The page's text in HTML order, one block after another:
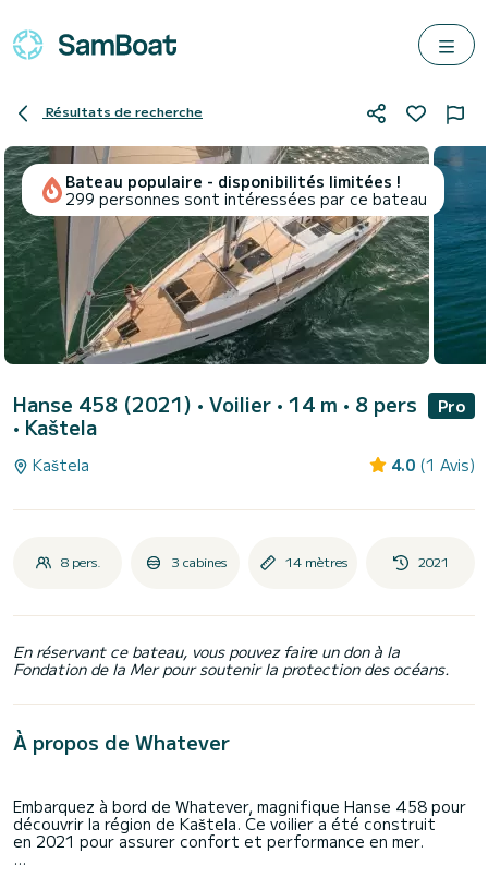
Résultats de recherche
Bateau populaire - disponibilités limitées !
299 personnes sont intéressées par ce bateau
Hanse 458 (2021) • Voilier • 14 m • 8 pers
• Kaštela
Pro
Kaštela 4.0 (1 Avis)
8 pers. 3 cabines 14 mètres 2021
En réservant ce bateau, vous pouvez faire un don à la
Fondation de la Mer pour soutenir la protection des océans.
À propos de Whatever
Embarquez à bord de Whatever, magnifique Hanse 458 pour
découvrir la région de Kaštela. Ce voilier a été construit
en 2021 pour assurer confort et performance en mer.